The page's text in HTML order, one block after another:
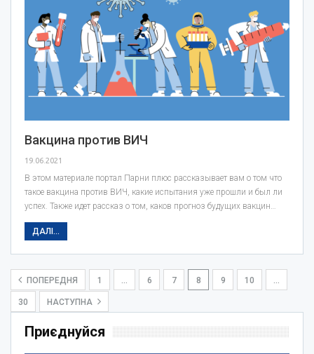
Вакцина против ВИЧ
19.06.2021
В этом материале портал Парни плюс рассказывает вам о том что
такое вакцина против ВИЧ, какие испытания уже прошли и был ли
успех. Также идет рассказ о том, каков прогноз будущих вакцин…
ДАЛІ...
ПОПЕРЕДНЯ 1 6 7 8 9 10
30 НАСТУПНА
Приєднуйся